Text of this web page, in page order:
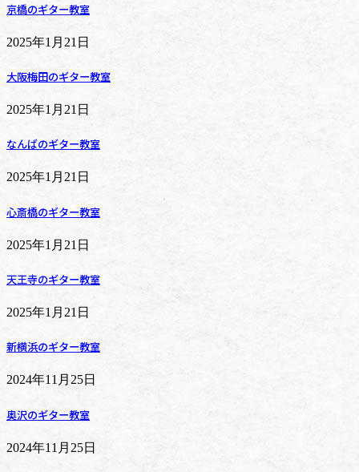
京橋のギター教室
2025年1月21日
大阪梅田のギター教室
2025年1月21日
なんばのギター教室
2025年1月21日
心斎橋のギター教室
2025年1月21日
天王寺のギター教室
2025年1月21日
新横浜のギター教室
2024年11月25日
奥沢のギター教室
2024年11月25日